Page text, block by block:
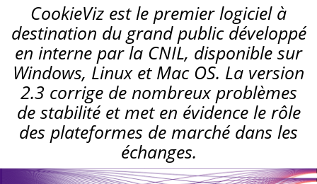
CookieViz est le premier logiciel à
destination du grand public développé
en interne par la CNIL, disponible sur
Windows, Linux et Mac OS. La version
2.3 corrige de nombreux problèmes
de stabilité et met en évidence le rôle
des plateformes de marché dans les
échanges.